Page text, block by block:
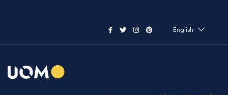
English